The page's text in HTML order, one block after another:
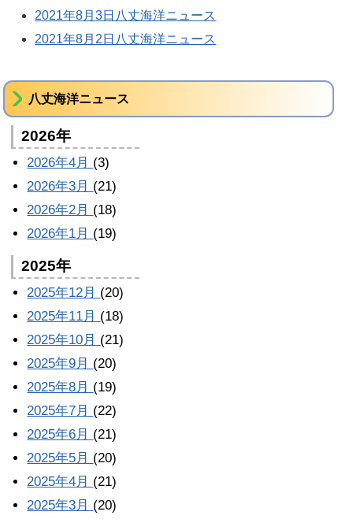
2021年8月3日八丈海洋ニュース
2021年8月2日八丈海洋ニュース
八丈海洋ニュース
2026年
2026年4月 (3)
2026年3月 (21)
2026年2月 (18)
2026年1月 (19)
2025年
2025年12月 (20)
2025年11月 (18)
2025年10月 (21)
2025年9月 (20)
2025年8月 (19)
2025年7月 (22)
2025年6月 (21)
2025年5月 (20)
2025年4月 (21)
2025年3月 (20)